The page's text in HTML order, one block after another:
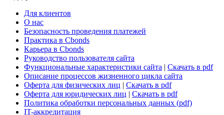
Глоссарий
Поддержка
Для клиентов
О нас
Безопасность проведения платежей
Практика в Cbonds
Карьера в Cbonds
Руководство пользователя сайта
Функциональные характеристики сайта|Скачать в pdf
Описание процессов жизненного цикла сайта